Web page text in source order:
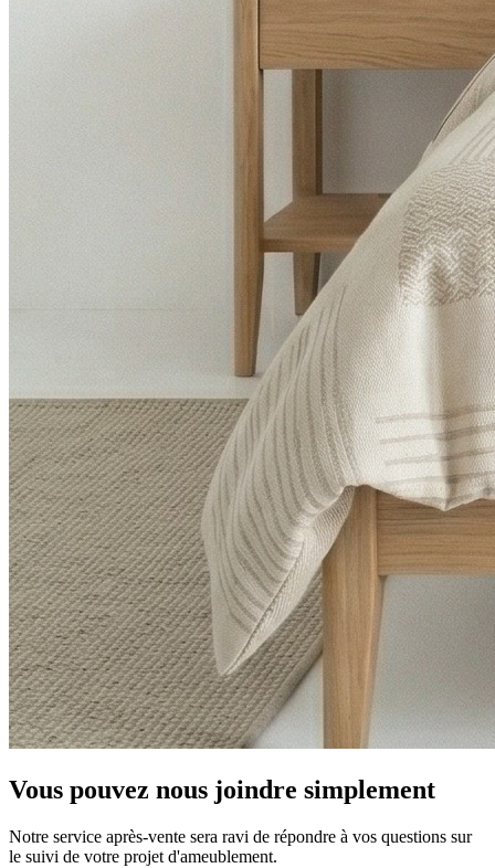
Vous pouvez nous joindre simplement
Notre service après-vente sera ravi de répondre à vos questions sur
le suivi de votre projet d'ameublement.